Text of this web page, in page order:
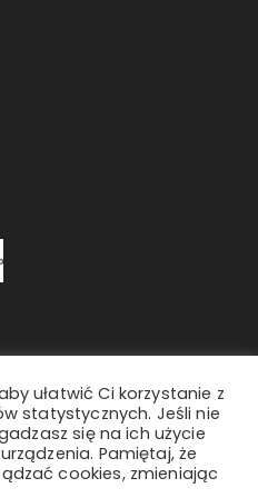
ułatwić Ci korzystanie z
statystycznych. Jeśli nie
się na ich użycie
Pamiętaj, że
cookies, zmieniając